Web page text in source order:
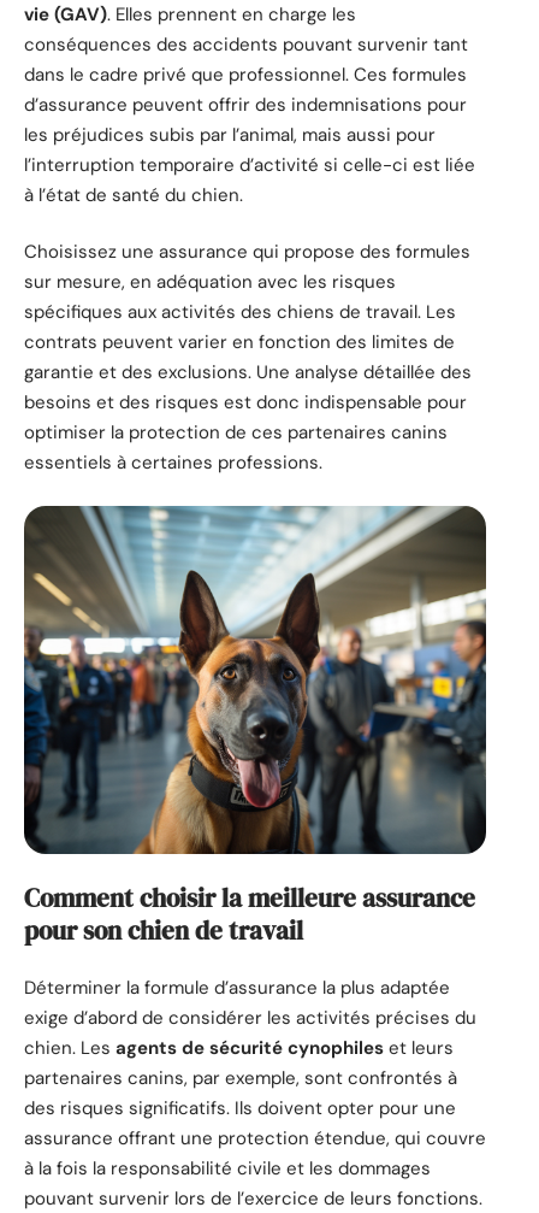
vie (GAV). Elles prennent en charge les
conséquences des accidents pouvant survenir tant
dans le cadre privé que professionnel. Ces formules
d’assurance peuvent offrir des indemnisations pour
les préjudices subis par l’animal, mais aussi pour
l’interruption temporaire d’activité si celle-ci est liée
à l’état de santé du chien.
Choisissez une assurance qui propose des formules
sur mesure, en adéquation avec les risques
spécifiques aux activités des chiens de travail. Les
contrats peuvent varier en fonction des limites de
garantie et des exclusions. Une analyse détaillée des
besoins et des risques est donc indispensable pour
optimiser la protection de ces partenaires canins
essentiels à certaines professions.
Comment choisir la meilleure assurance
pour son chien de travail
Déterminer la formule d’assurance la plus adaptée
exige d’abord de considérer les activités précises du
chien. Les agents de sécurité cynophiles et leurs
partenaires canins, par exemple, sont confrontés à
des risques significatifs. Ils doivent opter pour une
assurance offrant une protection étendue, qui couvre
à la fois la responsabilité civile et les dommages
pouvant survenir lors de l’exercice de leurs fonctions.